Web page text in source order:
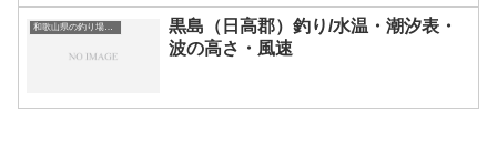
和歌山県の釣り場一覧
黒島（日高郡）釣り/水温・潮汐表・
波の高さ・風速